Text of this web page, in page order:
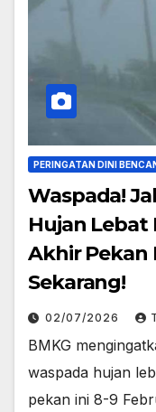
PERINGATAN DINI
Waspada!
Hujan Lebat
Akhir Pekan
Sekarang!
02/07/2026
BMKG
waspada hujan
pekan ini 8-9